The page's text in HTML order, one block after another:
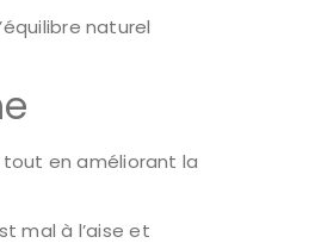
naturel
en améliorant la
mal à l’aise et